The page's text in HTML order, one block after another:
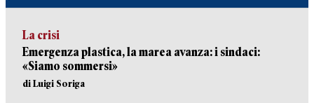
La crisi
Emergenza plastica, la marea avanza: i sindaci:
«Siamo sommersi»
di Luigi Soriga